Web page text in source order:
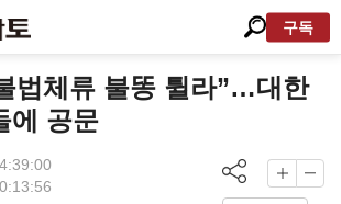
구독
법체류 불똥 튈라”…대한
에 공문